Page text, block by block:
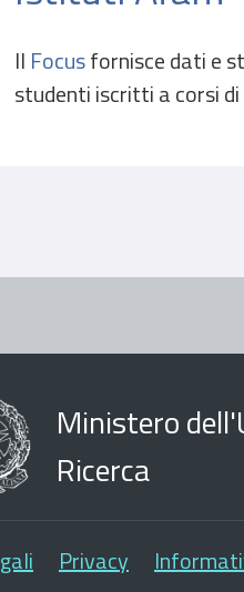
Il Focusfornisce dati e
studenti iscritti a corsi
Ministero
Ricerca
Privacy